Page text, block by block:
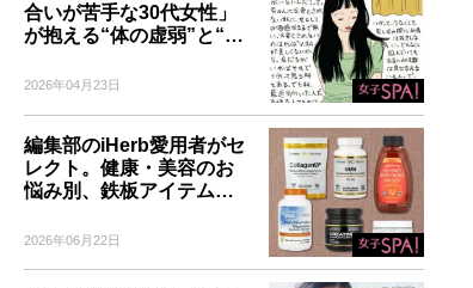
合いが苦手な30代女性」
が抱える“体の虚弱”と“…
2026年04月23日
編集部のiHerb愛用者がセ
レクト。健康・美容のお
悩み別、鉄板アイテム…
2026年06月22日